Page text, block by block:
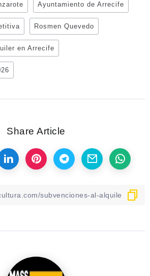
Ayuntamiento de Arrecife
Rosmen Quevedo
en Arrecife
Share Article